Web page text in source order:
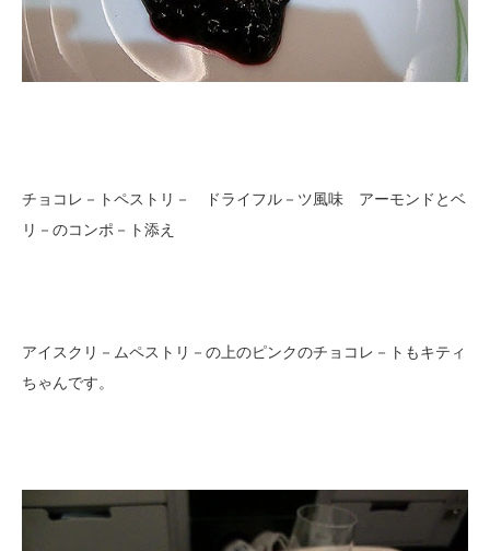
チョコレ－トペストリ－ ドライフル－ツ風味 アーモンドとベ
リ－のコンポ－ト添え
アイスクリ－ムペストリ－の上のピンクのチョコレ－トもキティ
ちゃんです。